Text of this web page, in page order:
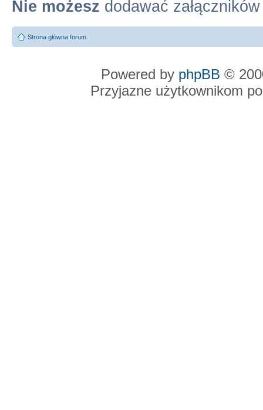
Nie możesz dodawać załączników
Strona główna forum
Powered by phpBB ©
Przyjazne użytkownikom